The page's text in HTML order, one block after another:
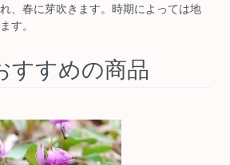
、春に芽吹きます。時期によっては地
す。
すすめの商品